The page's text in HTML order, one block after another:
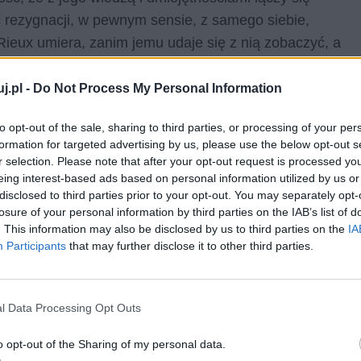
- Do Not Process My Personal Information
opt-out of the sale, sharing to third parties, or processing of your
for targeted advertising by us, please use the below opt-out
selection. Please note that after your opt-out request is processed
interest-based ads based on personal information utilized by us
to third parties prior to your opt-out. You may separately
of your personal information by third parties on the IAB’s list of
This information may also be disclosed by us to third parties on the
Participants that may further disclose it to other third parties.
Data Processing Opt Outs
opt-out of the Sharing of my personal data.
w pewnym sensie, z samego siebie,
umiera, zanim jemu udaje się z nią zobaczyć, a
bo czuł odpowiedzialność za innych.
wybitnej jednostki za naród.Konradprzekonuje
duchowego przywództwa narodu w trudnym
przez samego Boga, ma wziąć na siebie
i zapomnieć o własnym szczęściu czy
przyjąć odpowiedzialność za cały naród,
wybrany. Można zatem powiedzieć, że poczucie
który czuje się wyjątkowy i przeznaczony do wielkich
jest cierpienie całego narodu, by w przyszłości
narodów oraz zbawiciela całej Europy. Bez tej